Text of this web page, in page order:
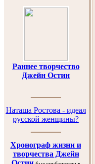
Раннее творчество
Джейн Остин
Наташа Ростова - идеал
русской женщины?
Хронограф жизни и
творчества Джейн